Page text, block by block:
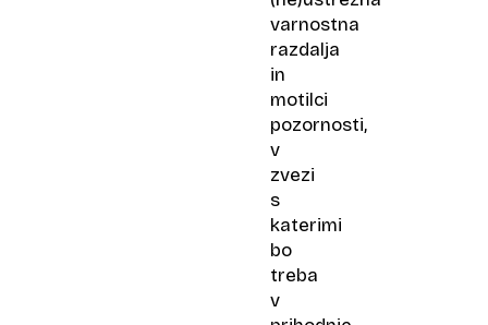
varnostna
razdalja
in
motilci
pozornosti,
v
zvezi
s
katerimi
bo
treba
v